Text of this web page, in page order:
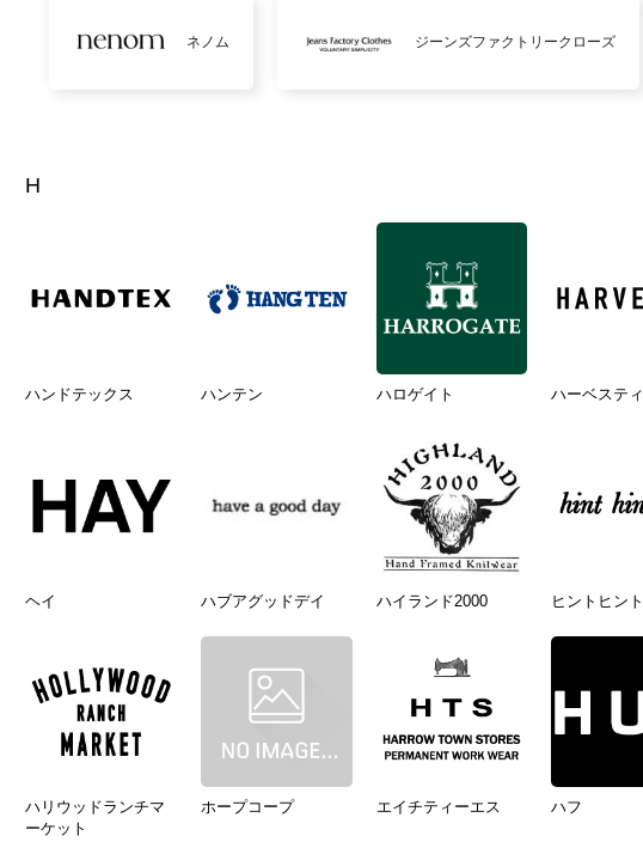
ネノム ジーンズファクトリークローズ
H
ハンドテックス ハンテン ハロゲイト ハーベスティ
ヘイ ハブアグッドデイ ハイランド2000 ヒントヒント
ハリウッドランチマ
ーケット
ホープコープ エイチティーエス ハフ